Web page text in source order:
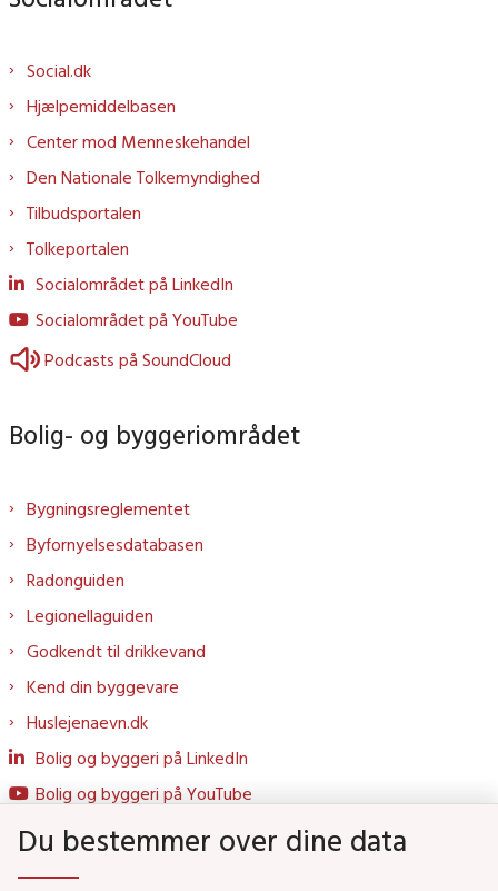
Social.dk
Hjælpemiddelbasen
Center mod Menneskehandel
Den Nationale Tolkemyndighed
Tilbudsportalen
Tolkeportalen
Socialområdet på LinkedIn
Socialområdet på YouTube
Podcasts på SoundCloud
Bolig- og byggeriområdet
Bygningsreglementet
Byfornyelsesdatabasen
Radonguiden
Legionellaguiden
Godkendt til drikkevand
Kend din byggevare
Huslejenaevn.dk
Bolig og byggeri på LinkedIn
Bolig og byggeri på YouTube
Du bestemmer over dine data